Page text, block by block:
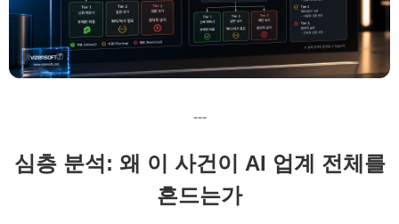
---
심층 분석: 왜 이 사건이 AI 업계 전체를
흔드는가